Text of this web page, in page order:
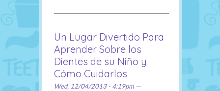
Un Lugar Divertido Para
Aprender Sobre los
Dientes de su Niño y
Cómo Cuidarlos
Wed, 12/04/2013 - 4:19pm —